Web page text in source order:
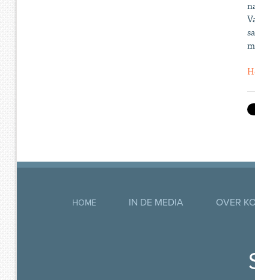
HOME IN DE MEDIA OVER